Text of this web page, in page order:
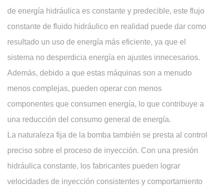
de energía hidráulica es constante y predecible, este flujo
constante de fluido hidráulico en realidad puede dar como
resultado un uso de energía más eficiente, ya que el
sistema no desperdicia energía en ajustes innecesarios.
Además, debido a que estas máquinas son a menudo
menos complejas, pueden operar con menos
componentes que consumen energía, lo que contribuye a
una reducción del consumo general de energía.
La naturaleza fija de la bomba también se presta al control
preciso sobre el proceso de inyección. Con una presión
hidráulica constante, los fabricantes pueden lograr
velocidades de inyección consistentes y comportamiento